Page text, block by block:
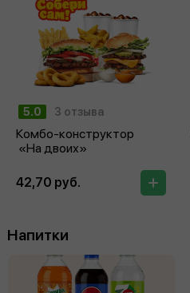
5.0 3 отзыва
Комбо-конструктор
«На двоих»
42,70 руб.
Напитки